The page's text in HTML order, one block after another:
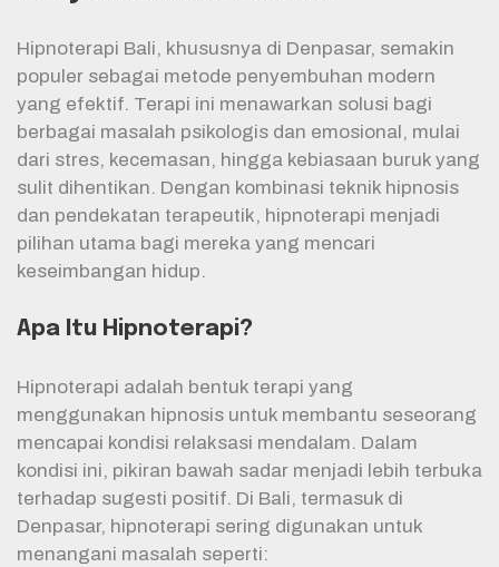
Hipnoterapi Bali, khususnya di Denpasar, semakin
populer sebagai metode penyembuhan modern
yang efektif. Terapi ini menawarkan solusi bagi
berbagai masalah psikologis dan emosional, mulai
dari stres, kecemasan, hingga kebiasaan buruk yang
sulit dihentikan. Dengan kombinasi teknik hipnosis
dan pendekatan terapeutik, hipnoterapi menjadi
pilihan utama bagi mereka yang mencari
keseimbangan hidup.
Apa Itu Hipnoterapi?
Hipnoterapi adalah bentuk terapi yang
menggunakan hipnosis untuk membantu seseorang
mencapai kondisi relaksasi mendalam. Dalam
kondisi ini, pikiran bawah sadar menjadi lebih terbuka
terhadap sugesti positif. Di Bali, termasuk di
Denpasar, hipnoterapi sering digunakan untuk
menangani masalah seperti: